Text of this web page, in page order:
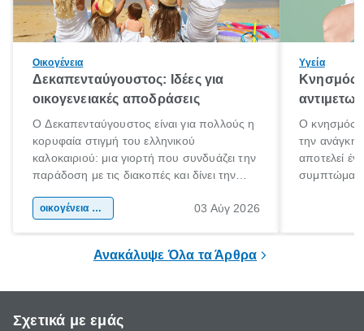
Οικογένεια
Δεκαπενταύγουστος: Ιδέες για
οικογενειακές αποδράσεις
Ο Δεκαπενταύγουστος είναι για πολλούς η
κορυφαία στιγμή του ελληνικού
καλοκαιριού: μια γιορτή που συνδυάζει την
παράδοση με τις διακοπές και δίνει την
χώρας. Είτε πρόκειται για λίγες μέρες
οικογένεια & παιδί 03 Αύγ 2026
Υγεία
Κνησμός:
Ο κνησμός
την ανάγκη
αποτελεί
Ανακάλυψε Όλα τα Άρθρα
Σχετικά με εμάς